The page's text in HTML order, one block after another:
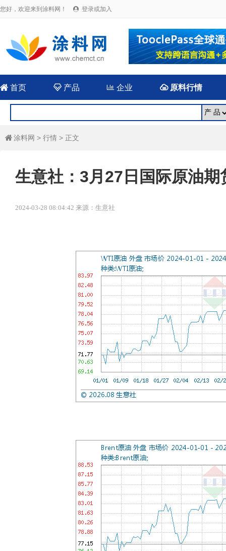
您好，欢迎来到涂料网！  登录或加入
 首页 产品  企业 原料行情
 涂料网 > 行情 > 正文
生意社：3月27日国际原油期
2024-03-28 08:04:42 来源：生意社